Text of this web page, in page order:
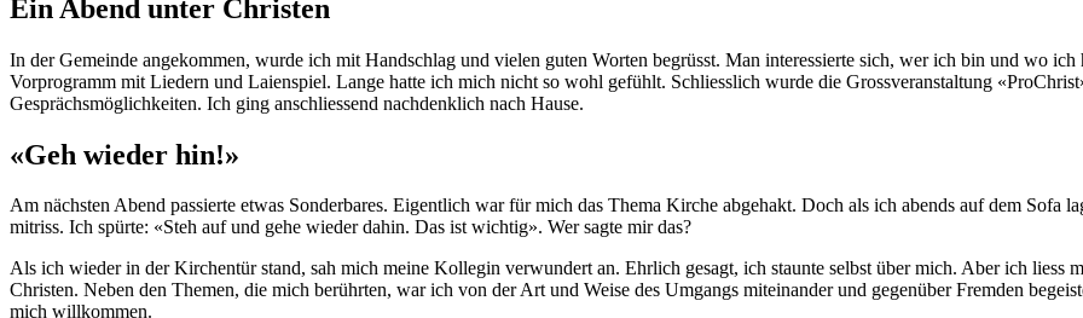
Ein Abend unter Christen
In der Gemeinde angekommen, wurde ich mit Handschlag und vielen guten Worten begrüsst. Man interessierte sich, wer ich bin und wo
Vorprogramm mit Liedern und Laienspiel. Lange hatte ich mich nicht so wohl gefühlt. Schliesslich wurde die Grossveranstaltung
Gesprächsmöglichkeiten. Ich ging anschliessend nachdenklich nach Hause.
«Geh wieder hin!»
Am nächsten Abend passierte etwas Sonderbares. Eigentlich war für mich das Thema Kirche abgehakt. Doch als ich abends auf dem
mitriss. Ich spürte: «Steh auf und gehe wieder dahin. Das ist wichtig». Wer sagte mir das?
Als ich wieder in der Kirchentür stand, sah mich meine Kollegin verwundert an. Ehrlich gesagt, ich staunte selbst über mich. Aber ich liess
Christen. Neben den Themen, die mich berührten, war ich von der Art und Weise des Umgangs miteinander und gegenüber Fremden
mich willkommen.